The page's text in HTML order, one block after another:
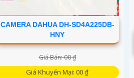
CAMERA DAHUA DH-SD4A225DB-
HNY
Giá Bán: 00 ₫
Giá Khuyến Mại: 00 ₫